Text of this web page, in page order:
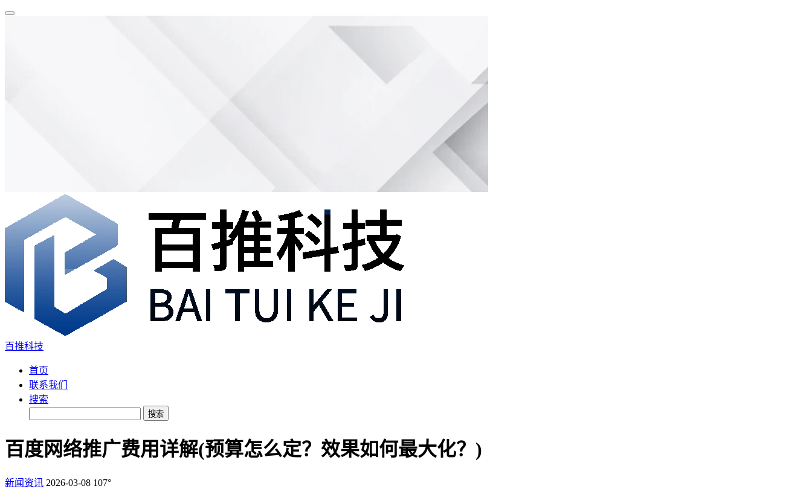
百推科技
首页
联系我们
搜索
搜索
百度网络推广费用详解(预算怎么定？效果如何最大化？)
新闻资讯 2026-03-08 107°